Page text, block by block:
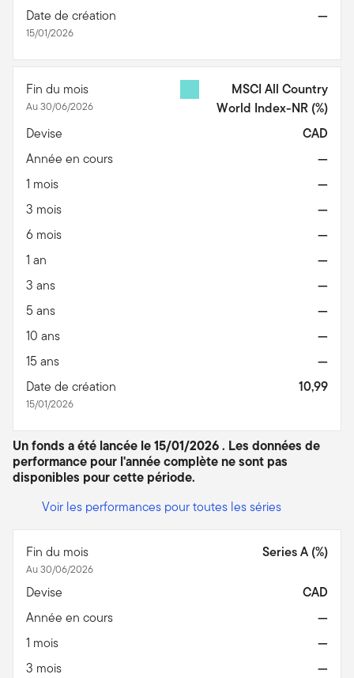
Date de création
15/01/2026
—
Fin du mois
Au 30/06/2026
MSCI All Country
World Index-NR (%)
Devise
CAD
Année en cours
—
1 mois
—
3 mois
—
6 mois
—
1 an
—
3 ans
—
5 ans
—
10 ans
—
15 ans
—
Date de création
15/01/2026
10,99
Un fonds a été lancée le 15/01/2026 . Les données de
performance pour l'année complète ne sont pas
disponibles pour cette période.
Voir les performances pour toutes les séries
Fin du mois
Au 30/06/2026
Series A (%)
Devise
CAD
Année en cours
—
1 mois
—
3 mois
—